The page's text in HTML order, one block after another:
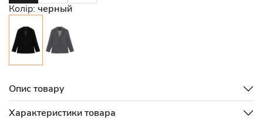
Колір: черный
Опис товару
Характеристики товара